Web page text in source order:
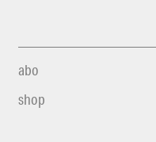
abo
shop